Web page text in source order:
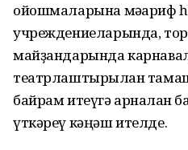
ойошмаларына мәғариф
учреждениеларында,
майҙандарында
театрлаштырылған
байрам итеүгә арналған
үткәреү кәңәш ителде.